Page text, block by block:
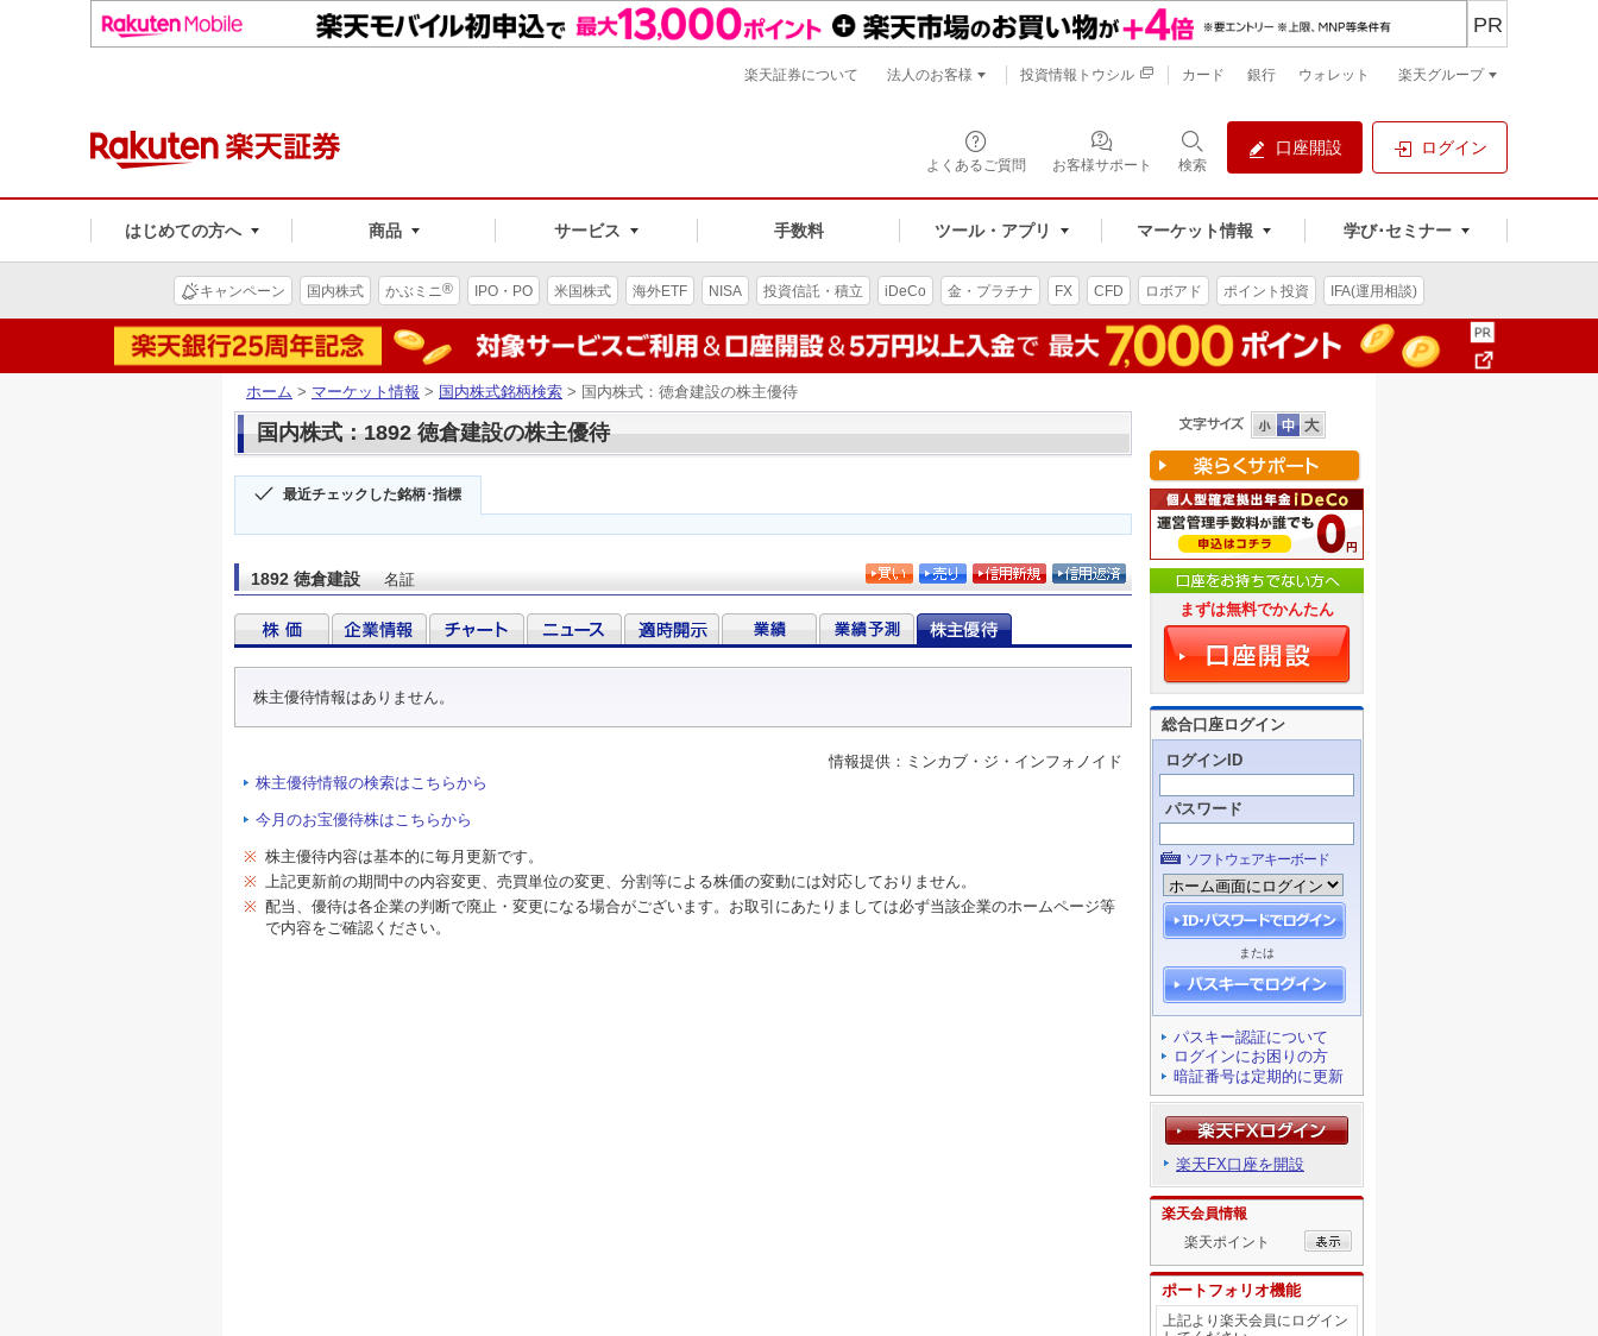
よくあるご質問 お客様サポート 検索
口座開設 ログイン
はじめての方へ 商品 サービス 手数料 ツール・アプリ マーケット情報 学び･セミナー
PR
楽天証券について 法人のお客様 投資情報トウシル カード 銀行 ウォレット 楽天グループ
キャンペーン 国内株式 かぶミニ® IPO・PO 米国株式 海外ETF NISA 投資信託・積立 iDeCo 金・プラチナ FX CFD ロボアド ポイント投資 IFA(運用相談)
ホーム > マーケット情報 > 国内株式銘柄検索 > 国内株式：徳倉建設の株主優待
国内株式：1892 徳倉建設の株主優待
最近チェックした銘柄･指標
1892 徳倉建設 名証
株主優待情報はありません。
情報提供：ミンカブ・ジ・インフォノイド
株主優待情報の検索はこちらから
今月のお宝優待株はこちらから
※ 株主優待内容は基本的に毎月更新です。
※ 上記更新前の期間中の内容変更、売買単位の変更、分割等による株価の変動には対応しておりません。
※ 配当、優待は各企業の判断で廃止・変更になる場合がございます。お取引にあたりましては必ず当該企業のホームページ等
で内容をご確認ください。
まずは無料でかんたん
総合口座ログイン
ログインID
パスワード
ソフトウェアキーボード
または
パスキー認証について
ログインにお困りの方
暗証番号は定期的に更新
楽天FX口座を開設
楽天会員情報
楽天ポイント
ポートフォリオ機能
上記より楽天会員にログイン